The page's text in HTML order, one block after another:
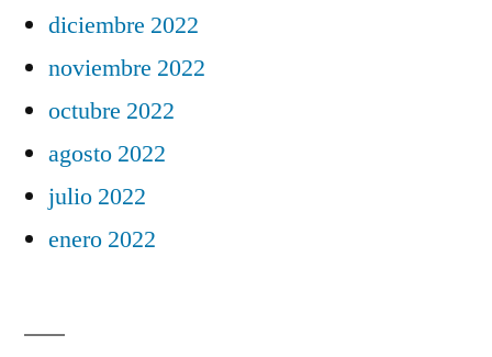
diciembre 2022
noviembre 2022
octubre 2022
agosto 2022
julio 2022
enero 2022